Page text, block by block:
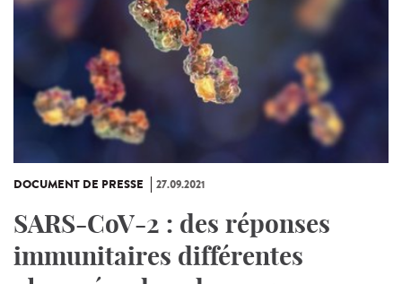
DOCUMENT DE PRESSE 27.09.2021
SARS-CoV-2 : des réponses
immunitaires différentes